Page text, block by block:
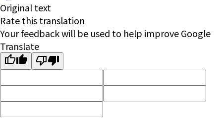
Original text
Rate this translation
Your feedback will be used to help improve Google
Translate